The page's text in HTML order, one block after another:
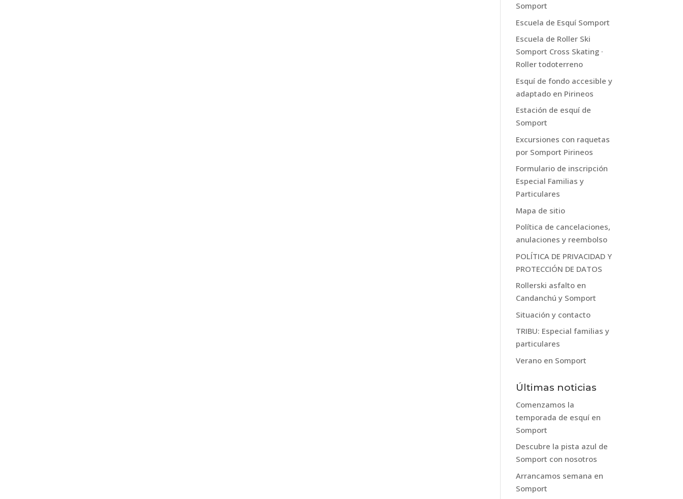
Somport
Escuela de Esquí Somport
Escuela de Roller Ski
Somport Cross Skating ·
Roller todoterreno
Esquí de fondo accesible y
adaptado en Pirineos
Estación de esquí de
Somport
Excursiones con raquetas
por Somport Pirineos
Formulario de inscripción
Especial Familias y
Particulares
Mapa de sitio
Política de cancelaciones,
anulaciones y reembolso
POLÍTICA DE PRIVACIDAD Y
PROTECCIÓN DE DATOS
Rollerski asfalto en
Candanchú y Somport
Situación y contacto
TRIBU: Especial familias y
particulares
Verano en Somport
Últimas noticias
Comenzamos la
temporada de esquí en
Somport
Descubre la pista azul de
Somport con nosotros
Arrancamos semana en
Somport